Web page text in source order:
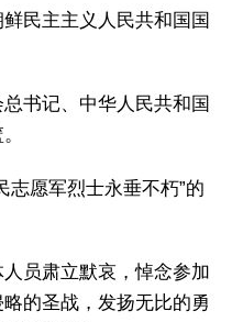
民主主义人民共和国国
书记、中华人民共和国
志愿军烈士永垂不朽”的
员肃立默哀，悼念参加
的圣战，发扬无比的勇